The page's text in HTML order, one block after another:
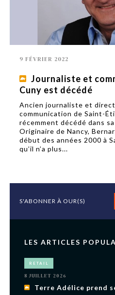
9 FÉVRIER 2022
Journaliste et
Cuny est décédé
Ancien journaliste et
communication de Saint-
récemment décédé dans
Originaire de Nancy,
début des années 2000 à
qu’il n’a plus...
S'ABONNER À OUR(S)
LES ARTICLES
RETAIL
8 JUILLET 2026
Terre Adélice prend